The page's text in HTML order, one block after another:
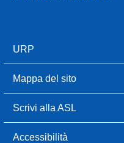
URP
Mappa del sito
Scrivi alla ASL
Accessibilità